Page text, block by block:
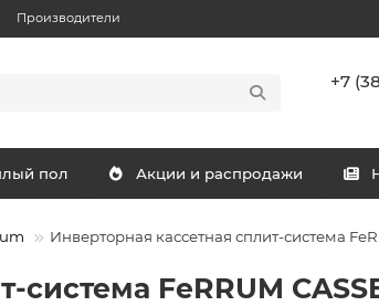
Производители
+7
пол Акции и распродажи
Инверторная кассетная сплит-система
FeRRUM